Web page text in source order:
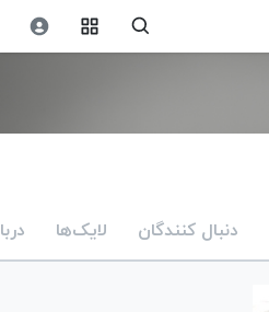
دنبال کنندگان لایک‌ها